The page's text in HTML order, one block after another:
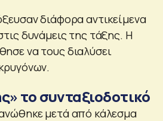
διάφορα αντικείμενα
δυνάμεις της τάξης. Η
να τους διαλύσει
το συνταξιοδοτικό
μετά από κάλεσμα